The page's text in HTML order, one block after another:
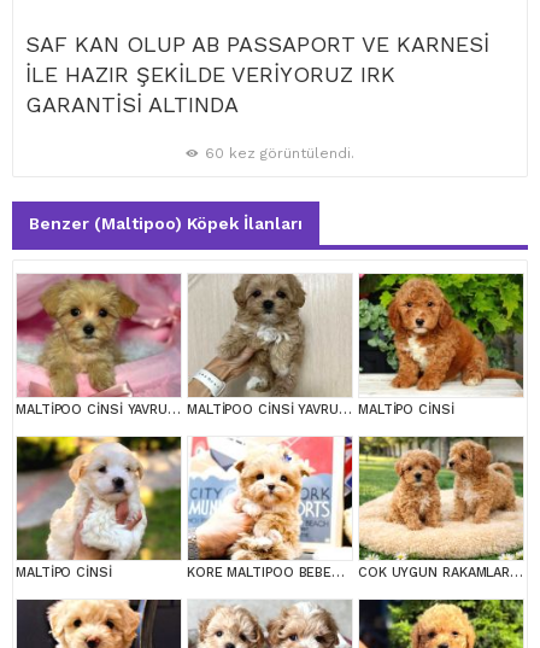
SAF KAN OLUP AB PASSAPORT VE KARNESİ
İLE HAZIR ŞEKİLDE VERİYORUZ IRK
GARANTİSİ ALTINDA
60 kez görüntülendi.
Benzer (Maltipoo) Köpek İlanları
MALTİPOO CİNSİ YAVRULAR EV ÜRETİMİ MALTİPOO CİNSİ YAVRULAR EV ÜRETİMİ MALTİPO CİNSİ
MALTİPO CİNSİ KORE MALTIPOO BEBEKLERIM COK UYGUN RAKAMLARA GERÇEK MALTİPOO YAVRULAR